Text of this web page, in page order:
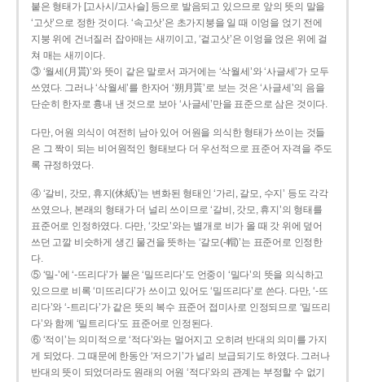
붙은 형태가 [고사시/고사슬] 등으로 발음되고 있으므로 앞의 뜻의 말을
‘고삿’으로 정한 것이다. ‘속고삿’은 초가지붕을 일 때 이엉을 얹기 전에
지붕 위에 건너질러 잡아매는 새끼이고, ‘겉고삿’은 이엉을 얹은 위에 걸
쳐 매는 새끼이다.
③ ‘월세(月貰)’와 뜻이 같은 말로서 과거에는 ‘삭월세’와 ‘사글세’가 모두
쓰였다. 그러나 ‘삭월세’를 한자어 ‘朔月貰’로 보는 것은 ‘사글세’의 음을
단순히 한자로 흉내 낸 것으로 보아 ‘사글세’만을 표준으로 삼은 것이다.
다만, 어원 의식이 여전히 남아 있어 어원을 의식한 형태가 쓰이는 것들
은 그 짝이 되는 비어원적인 형태보다 더 우선적으로 표준어 자격을 주도
록 규정하였다.
④ ‘갈비, 갓모, 휴지(休紙)’는 변화된 형태인 ‘가리, 갈모, 수지’ 등도 각각
쓰였으나, 본래의 형태가 더 널리 쓰이므로 ‘갈비, 갓모, 휴지’의 형태를
표준어로 인정하였다. 다만, ‘갓모’와는 별개로 비가 올 때 갓 위에 덮어
쓰던 고깔 비슷하게 생긴 물건을 뜻하는 ‘갈모(-帽)’는 표준어로 인정한
다.
⑤ ‘밀-’에 ‘-뜨리다’가 붙은 ‘밀뜨리다’도 언중이 ‘밀다’의 뜻을 의식하고
있으므로 비록 ‘미뜨리다’가 쓰이고 있어도 ‘밀뜨리다’로 쓴다. 다만, ‘-뜨
리다’와 ‘-트리다’가 같은 뜻의 복수 표준어 접미사로 인정되므로 ‘밀뜨리
다’와 함께 ‘밀트리다’도 표준어로 인정된다.
⑥ ‘적이’는 의미적으로 ‘적다’와는 멀어지고 오히려 반대의 의미를 가지
게 되었다. 그 때문에 한동안 ‘저으기’가 널리 보급되기도 하였다. 그러나
반대의 뜻이 되었더라도 원래의 어원 ‘적다’와의 관계는 부정할 수 없기